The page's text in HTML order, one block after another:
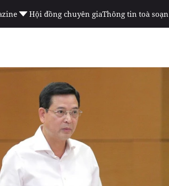
Hội đồng chuyên giaThông tin toà soạn